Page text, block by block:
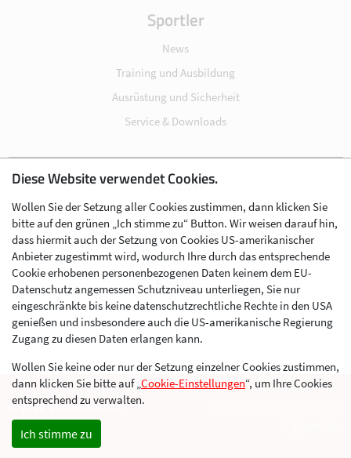
Sportler
News
Training und Ausbildung
Ausrüstung und Sicherheit
Service & Downloads
Impressum
Datenschutz
Cookie-Einstellungen
AGB
Kontakt
Werben im Skibergsteigen
© 2026 Skimo Austria
Diese Website verwendet Cookies.
Wollen Sie der Setzung aller Cookies zustimmen, dann klicken Sie
bitte auf den grünen „Ich stimme zu“ Button. Wir weisen darauf hin,
dass hiermit auch der Setzung von Cookies US-amerikanischer
Anbieter zugestimmt wird, wodurch Ihre durch das entsprechende
Cookie erhobenen personenbezogenen Daten keinem dem EU-
Datenschutz angemessen Schutzniveau unterliegen, Sie nur
eingeschränkte bis keine datenschutzrechtliche Rechte in den USA
genießen und insbesondere auch die US-amerikanische Regierung
Zugang zu diesen Daten erlangen kann.
Wollen Sie keine oder nur der Setzung einzelner Cookies zustimmen,
dann klicken Sie bitte auf „Cookie-Einstellungen“, um Ihre Cookies
entsprechend zu verwalten.
Ich stimme zu